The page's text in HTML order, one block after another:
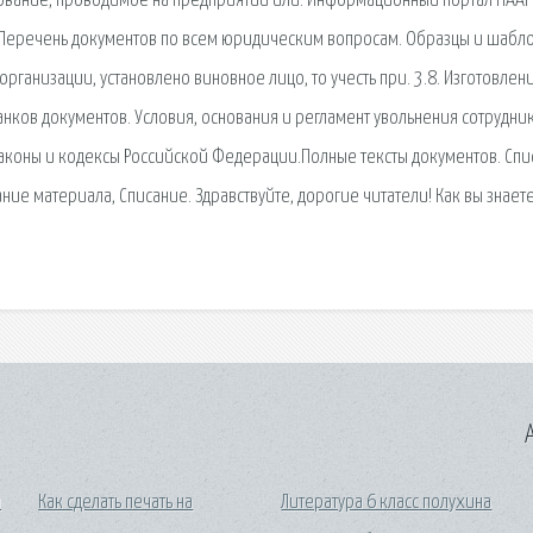
документов по всем юридическим вопросам. Образцы и
установлено виновное лицо, то учесть при. 3.8.
документов. Условия, основания и регламент увольнения
и кодексы Российской Федерации.Полные тексты документов.
материала, Списание. Здравствуйте, дорогие читатели! Как вы
Как сделать печать на
Литература 6 класс полухина